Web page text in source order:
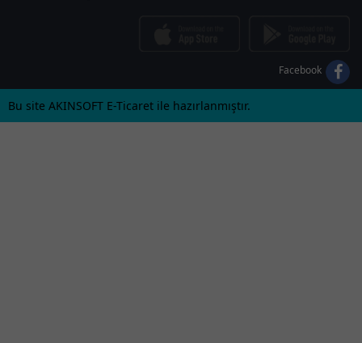
Facebook
Bu site AKINSOFT E-Ticaret ile hazırlanmıştır.